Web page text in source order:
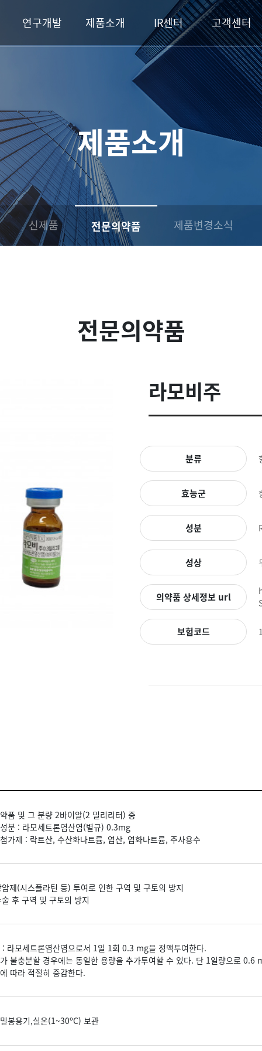
연구개발 제품소개 IR센터 고객센터
제품소개
신제품 전문의약품 제품변경소식
전문의약품
라모비주
분류
효능군
성분
성상
의약품 상세정보 url
보험코드
품 및 그 분량 2바이알(2 밀리리터) 중
분 : 라모세트론염산염(별규) 0.3mg
가제 : 락트산, 수산화나트륨, 염산, 염화나트륨, 주사용수
제(시스플라틴 등) 투여로 인한 구역 및 구토의 방지
후 구역 및 구토의 방지
: 라모세트론염산염으로서 1일 1회 0.3 mg을 정맥투여한다.
불충분할 경우에는 동일한 용량을 추가투여할 수 있다. 단 1일량으로 0.6
따라 적절히 증감한다.
봉용기,실온(1~30ºC) 보관